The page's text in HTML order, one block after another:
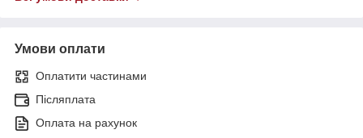
Умови оплати
Оплатити частинами
Післяплата
Оплата на рахунок